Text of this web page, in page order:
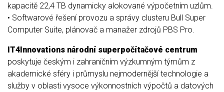
kapacitě 22,4 TB dynamicky alokované výpočetním uzlům.
• Softwarové řešení provozu a správy clusteru Bull Super
Computer Suite, plánovač a manažer zdrojů PBS Pro.
IT4Innovations národní superpočítačové centrum
poskytuje českým i zahraničním výzkumným týmům z
akademické sféry i průmyslu nejmodernější technologie a
služby v oblasti vysoce výkonnostních výpočtů a datových